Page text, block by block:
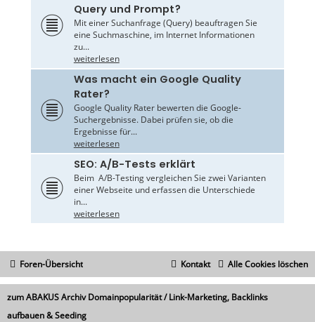
Query und Prompt?
Mit einer Suchanfrage (Query) beauftragen Sie
eine Suchmaschine, im Internet Informationen
zu...
weiterlesen
Was macht ein Google Quality
Rater?
Google Quality Rater bewerten die Google-
Suchergebnisse. Dabei prüfen sie, ob die
Ergebnisse für...
weiterlesen
SEO: A/B-Tests erklärt
Beim A/B-Testing vergleichen Sie zwei Varianten
einer Webseite und erfassen die Unterschiede
in...
weiterlesen
Foren-Übersicht Alle Cookies löschen
Kontakt
zum ABAKUS Archiv Domainpopularität / Link-Marketing, Backlinks
aufbauen & Seeding